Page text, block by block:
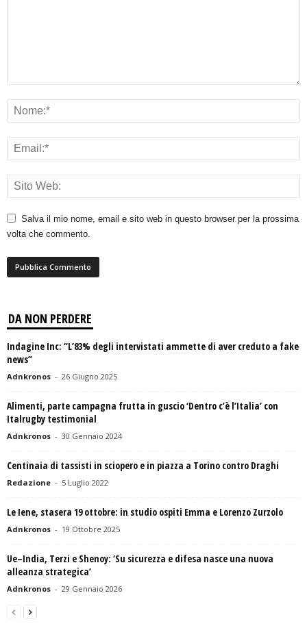
Salva il mio nome, email e sito web in questo browser per la prossima
volta che commento.
DA NON PERDERE
Indagine Inc: “L’83% degli intervistati ammette di aver creduto a fake
news”
Adnkronos - 26 Giugno 2025
Alimenti, parte campagna frutta in guscio ‘Dentro c’è l’Italia’ con
Italrugby testimonial
Adnkronos - 30 Gennaio 2024
Centinaia di tassisti in sciopero e in piazza a Torino contro Draghi
Redazione - 5 Luglio 2022
Le Iene, stasera 19 ottobre: in studio ospiti Emma e Lorenzo Zurzolo
Adnkronos - 19 Ottobre 2025
Ue–India, Terzi e Shenoy: ‘Su sicurezza e difesa nasce una nuova
alleanza strategica’
Adnkronos - 29 Gennaio 2026